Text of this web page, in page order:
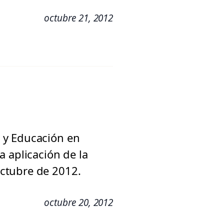
octubre 21, 2012
Educación en
aplicación de la
de 2012.
octubre 20, 2012